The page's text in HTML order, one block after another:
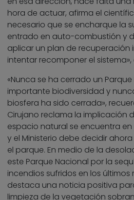
hora de actuar, afirma el
necesario que se encharque la
entrado en auto-combustión y
aplicar un plan de recuperación
intentar recomponer el
«Nunca se ha cerrado un
importante biodiversidad y
biosfera ha sido cerrada»,
Cirujano reclama la implicación
espacio natural se encuentra
y el Ministerio debe decidir
el parque. En medio de la
este Parque Nacional por la
incendios sufridos en los últimos
destaca una noticia positiva
limpieza de la vegetación